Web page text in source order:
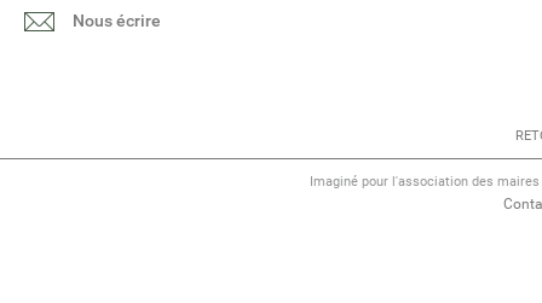
Nous écrire
Imaginé pour l'association des